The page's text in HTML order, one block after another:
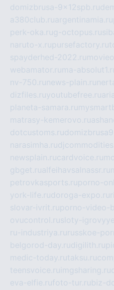
domizbrusa-9x12spb.ru
a380club.ruargentinamia.ru
perk-oka.rug-octopus.ru
naruto-x.rupursefactory.ru
spayderhed-2022.ru
webamator.ru ma-
nv-750.ru news-plain.ru
dizfiles.ruyoutubefree.ru
planeta-samara.ru
matrasy-kemerovo.ru
dotcustoms.ru
narasimha.ru
newsplain.rucardvoice.ru
gbget.rualfeihavsalnassr.ru
petrovkasports.ruporno-
york-life.rudoroga-expo.ru
slovar-ivrit.ruporno-video-
ovucontrol.rusloty-
ru-industriya.ru russkoe-
belgorod-day.rudigilith.ru
medic-today.rutaksu.ru
teensvoice.ru imgsharing.ru
eva-elfie.rufoto-tur.rubiz-